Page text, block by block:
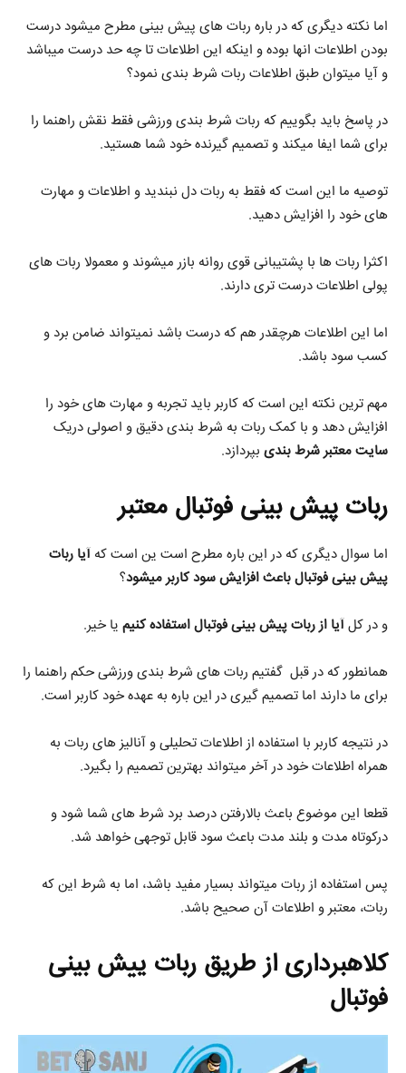
اما نکته دیگری که در باره ربات های پیش بینی مطرح میشود درست
بودن اطلاعات انها بوده و اینکه این اطلاعات تا چه حد درست میباشد
و آیا میتوان طبق اطلاعات ربات شرط بندی نمود؟
در پاسخ باید بگوییم که ربات شرط بندی ورزشی فقط نقش راهنما را
برای شما ایفا میکند و تصمیم گیرنده خود شما هستید.
توصیه ما این است که فقط به ربات دل نبندید و اطلاعات و مهارت
های خود را افزایش دهید.
اکثرا ربات ها با پشتیبانی قوی روانه بازر میشوند و معمولا ربات های
پولی اطلاعات درست تری دارند.
اما این اطلاعات هرچقدر هم که درست باشد نمیتواند ضامن برد و
کسب سود باشد.
مهم ترین نکته این است که کاربر باید تجربه و مهارت های خود را
افزایش دهد و با کمک ربات به شرط بندی دقیق و اصولی دریک
سایت معتبر شرط بندی بپردازد.
ربات پیش بینی فوتبال معتبر
اما سوال دیگری که در این باره مطرح است ین است که آیا ربات
پیش بینی فوتبال باعث افزایش سود کاربر میشود؟
و در کلآیا از ربات پیش بینی فوتبال استفاده کنیم یا خیر.
همانطور که در قبل گفتیم ربات های شرط بندی ورزشی حکم راهنما را
برای ما دارند اما تصمیم گیری در این باره به عهده خود کاربر است.
در نتیجه کاربر با استفاده از اطلاعات تحلیلی و آنالیز های ربات به
همراه اطلاعات خود در آخر میتواند بهترین تصمیم را بگیرد.
قطعا این موضوع باعث بالارفتن درصد برد شرط های شما شود و
درکوتاه مدت و بلند مدت باعث سود قابل توجهی خواهد شد.
پس استفاده از ربات میتواند بسیار مفید باشد، اما به شرط این که
ربات، معتبر و اطلاعات آن صحیح باشد.
کلاهبرداری از طریق ربات ییش بینی
فوتبال